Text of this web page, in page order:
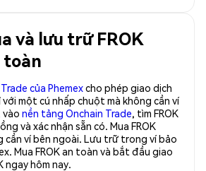
và lưu trữ FROK
toàn
của Phemexcho phép giao dịch
một cú nhấp chuột mà không cần ví
vào nền tảng Onchain Trade, tìm FROK
và xác nhận sẵn có. Mua FROK
cần ví bên ngoài. Lưu trữ trong ví bảo
Mua FROK an toàn và bắt đầu giao
ngay hôm nay.